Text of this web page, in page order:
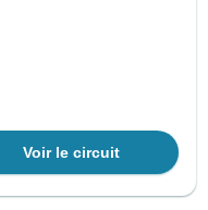
Voir le circuit